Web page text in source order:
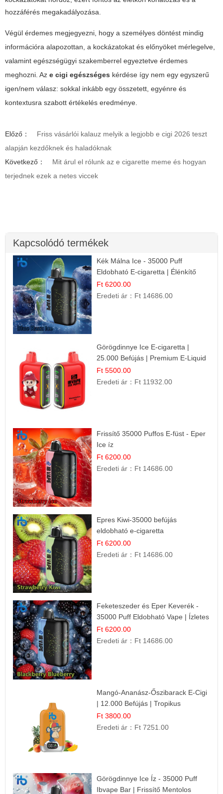
hozzáférés megakadályozása.
Végül érdemes megjegyezni, hogy a személyes döntést mindig
információra alapozottan, a kockázatokat és előnyöket mérlegelve,
valamint egészségügyi szakemberrel egyeztetve érdemes
meghozni. Az e cigi egészséges kérdése így nem egy egyszerű
igen/nem válasz: sokkal inkább egy összetett, egyénre és
kontextusra szabott értékelés eredménye.
Előző：
Friss vásárlói kalauz melyik a legjobb e cigi 2026 teszt
alapján kezdőknek és haladóknak
Következő：
Mit árul el rólunk az e cigarette meme és hogyan
terjednek ezek a netes viccek
Kapcsolódó termékek
Kék Málna Ice - 35000 Puff
Eldobható E-cigaretta | Élénkítő
Gyümölcsös Frissesség!
Ft 6200.00
Eredeti ár： Ft 14686.00
Görögdinnye Ice E-cigaretta |
25.000 Befújás | Premium E-Liquid
Ft 5500.00
Eredeti ár： Ft 11932.00
Frissítő 35000 Puffos E-füst - Eper
Ice íz
Ft 6200.00
Eredeti ár： Ft 14686.00
Epres Kiwi-35000 befújás
eldobható e-cigaretta
Ft 6200.00
Eredeti ár： Ft 14686.00
Feketeszeder és Eper Keverék -
35000 Puff Eldobható Vape | Ízletes
Gyümölcsökombináció!
Ft 6200.00
Eredeti ár： Ft 14686.00
Mangó-Ananász-Őszibarack E-Cigi
| 12.000 Befújás | Tropikus
Gyümölcs Íz
Ft 3800.00
Eredeti ár： Ft 7251.00
Görögdinnye Ice Íz - 35000 Puff
Ibvape Bar | Frissítő Mentolos